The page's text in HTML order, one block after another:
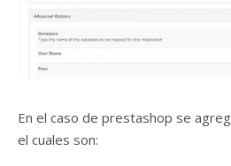
En el caso de prestashop se
el cuales son: